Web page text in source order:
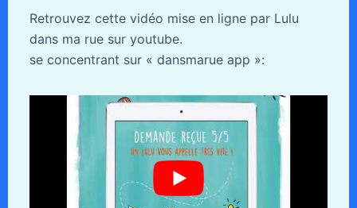
Retrouvez cette vidéo mise en ligne par Lulu
dans ma rue sur youtube.
se concentrant sur « dansmarue app »: